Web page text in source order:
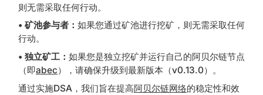
则无需采取任何行动。
• 矿池参与者： 如果您通过矿池进行挖矿，则无需采取任何
行动。
• 独立矿工： 如果您是独立挖矿并运行自己的阿贝尔链节点
（即abec），请确保升级到最新版本（v0.13.0）。
通过实施DSA，我们旨在提高阿贝尔链网络的稳定性和效